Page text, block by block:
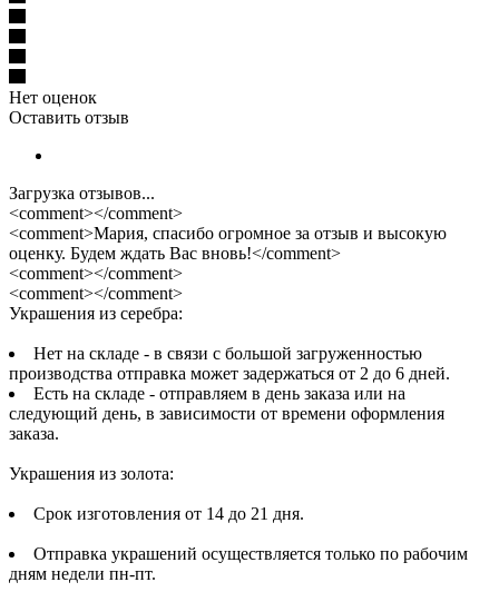
Нет оценок
Оставить отзыв
Загрузка отзывов...
<comment></comment>
<comment>Мария, спасибо огромное за отзыв и высокую
оценку. Будем ждать Вас вновь!</comment>
<comment></comment>
<comment></comment>
Украшения из серебра:
Нет на складе - в связи с большой загруженностью
производства отправка может задержаться от 2 до 6 дней.
Есть на складе - отправляем в день заказа или на
следующий день, в зависимости от времени оформления
заказа.
Украшения из золота:
Срок изготовления от 14 до 21 дня.
Отправка украшений осуществляется только по рабочим
дням недели пн-пт.